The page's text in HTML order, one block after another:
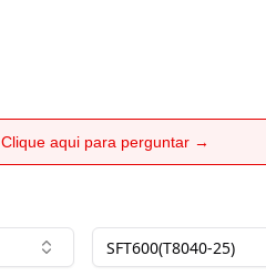
Clique aqui para perguntar →